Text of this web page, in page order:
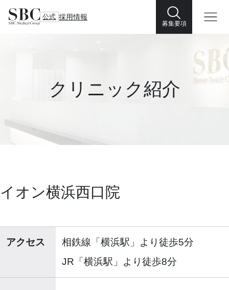
公式 採用情報
募集要項
クリニック紹介
イオン横浜西口院
アクセス
相鉄線「横浜駅」より徒歩5分
JR「横浜駅」より徒歩8分